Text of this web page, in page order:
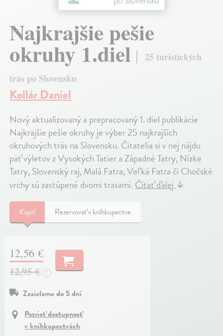
Najkrajšie pešie
okruhy 1.diel
25 turistických
trás po Slovensku
Kollár Daniel
Nový aktualizovaný a prepracovaný 1. diel publikácie
Najkrajšie pešie okruhy je výber 25 najkrajších
okruhových trás na Slovensku. Čitatelia si v nej nájdu
päť výletov z Vysokých Tatier a Západné Tatry, Nízke
Tatry, Slovenský raj, Malá Fatra, Veľká Fatra či Chočské
vrchy sú zastúpené dvomi trasami. Čítať ďalej ↓
Kúpiť Rezervovať v kníhkupectve
12,56 €
12,95 €
?
Zasielame do 5 dní
Pozrieť dostupnosť
v kníhkupectvách